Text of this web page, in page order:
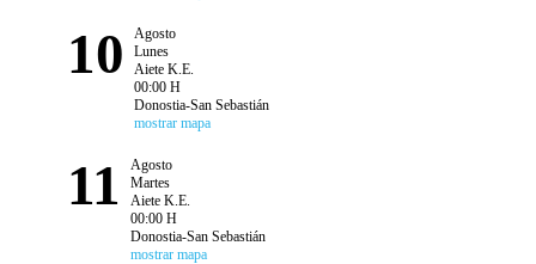
10
Agosto
Lunes
Aiete K.E.
00:00 H
Donostia-San Sebastián
mostrar mapa
11
Agosto
Martes
Aiete K.E.
00:00 H
Donostia-San Sebastián
mostrar mapa